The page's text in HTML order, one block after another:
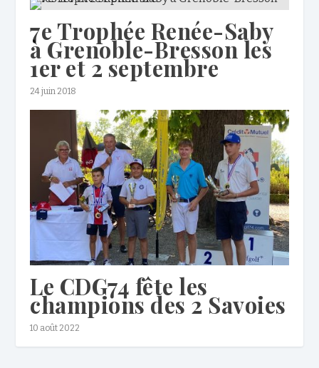
7e Trophée Renée-Saby
à Grenoble-Bresson les
1er et 2 septembre
24 juin 2018
Le CDG74 fête les
champions des 2 Savoies
10 août 2022